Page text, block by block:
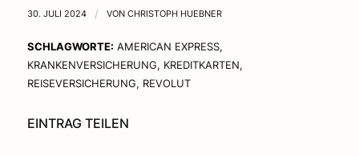
30. JULI 2024 / VON CHRISTOPH HUEBNER
SCHLAGWORTE: AMERICAN EXPRESS,
KRANKENVERSICHERUNG, KREDITKARTEN,
REISEVERSICHERUNG, REVOLUT
EINTRAG TEILEN